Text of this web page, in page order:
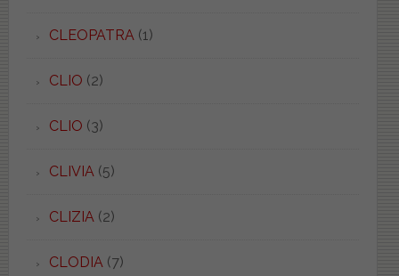
CLEOPATRA(1)
CLIO (2)
CLIO (3)
CLIVIA(5)
CLIZIA(2)
CLODIA(7)